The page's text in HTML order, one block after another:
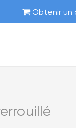
Obtenir un